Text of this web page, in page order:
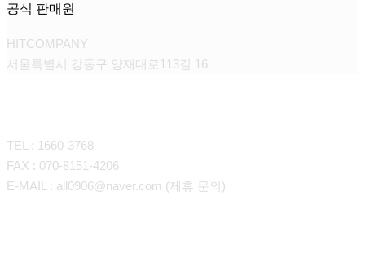
공식 판매원
HITCOMPANY
서울특별시 강동구 양재대로113길 16
TEL : 1660-3768
FAX : 070-8151-4206
E-MAIL : all0906@naver.com (제휴 문의)